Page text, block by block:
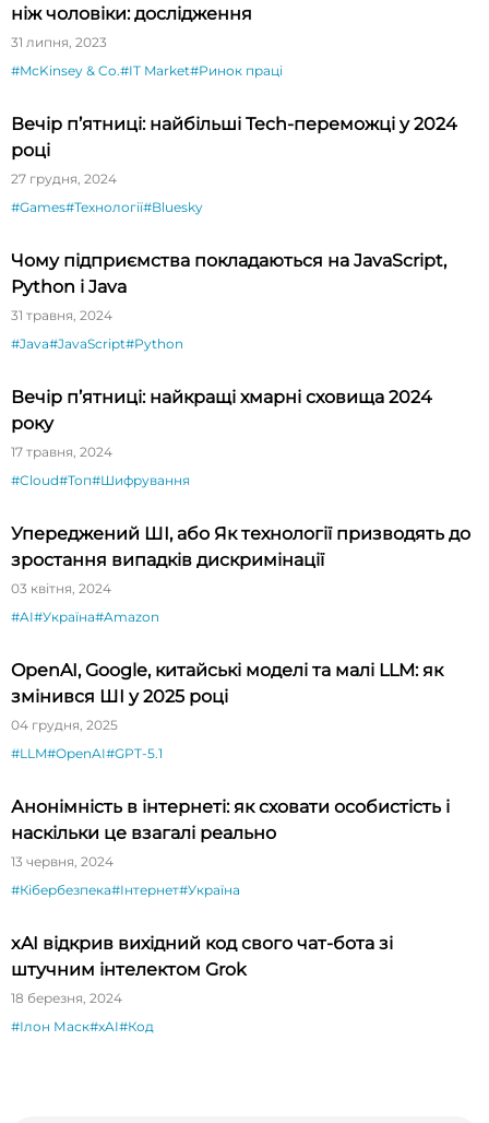
ніж чоловіки: дослідження
31 липня, 2023
#McKinsey & Co.#IT Market#Ринок праці
Вечір п’ятниці: найбільші Tech-переможці у 2024
році
27 грудня, 2024
#Games#Технології#Bluesky
Чому підприємства покладаються на JavaScript,
Python і Java
31 травня, 2024
#Java#JavaScript#Python
Вечір п’ятниці: найкращі хмарні сховища 2024
року
17 травня, 2024
#Cloud#Топ#Шифрування
Упереджений ШІ, або Як технології призводять до
зростання випадків дискримінації
03 квітня, 2024
#AI#Україна#Amazon
OpenAI, Google, китайські моделі та малі LLM: як
змінився ШІ у 2025 році
04 грудня, 2025
#LLM#OpenAI#GPT-5.1
Анонімність в інтернеті: як сховати особистість і
наскільки це взагалі реально
13 червня, 2024
#Кібербезпека#Інтернет#Україна
xAI відкрив вихідний код свого чат-бота зі
штучним інтелектом Grok
18 березня, 2024
#Ілон Маск#xAI#Код